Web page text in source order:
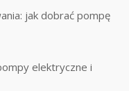
jak dobrać pompę
elektryczne i